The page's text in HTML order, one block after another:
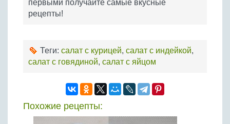
первыми получайте самые вкусные
рецепты!
Теги: салат с курицей, салат с индейкой,
салат с говядиной, салат с яйцом
Похожие рецепты: